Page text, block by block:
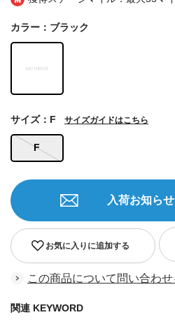
カラー：ブラック
F
サイズ：F サイズガイドはこちら
お気に入りに追加する
入荷お知ら
この商品について問い合わせ
関連 KEYWORD